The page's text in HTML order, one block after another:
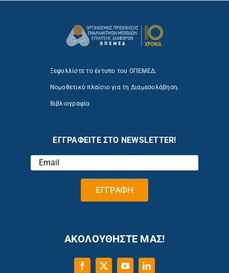
Ξεφυλλίστε το έντυπο του ΟΠΕΜΕΔ.
Νομοθετικό πλαίσιο για τη Διαμεσολάβηση.
Βιβλιογραφία
ΕΓΓΡΑΦΕΙΤΕ ΣΤΟ NEWSLETTER!
ΑΚΟΛΟΥΘΗΣΤΕ ΜΑΣ!